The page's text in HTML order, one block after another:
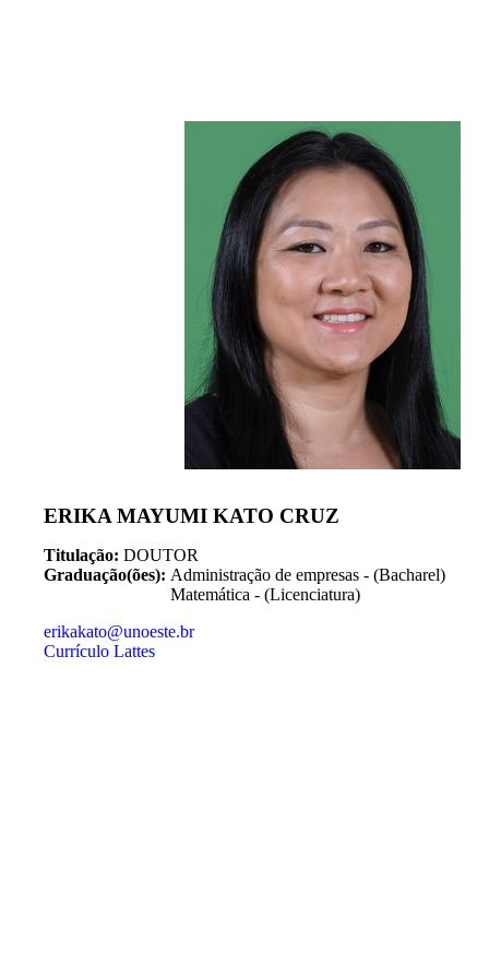
ERIKA MAYUMI KATO CRUZ
Titulação: DOUTOR
Graduação(ões): Administração de empresas - (Bacharel)
Matemática - (Licenciatura)
erikakato@unoeste.br
Currículo Lattes